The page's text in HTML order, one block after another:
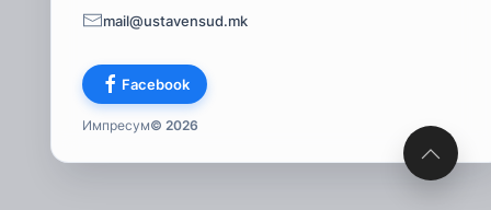
mail@ustavensud.mk
Facebook
Импресум© 2026